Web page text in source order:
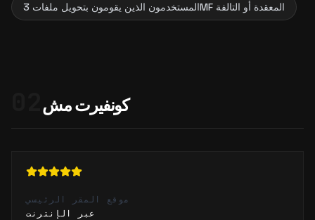
المستخدمون الذين يقومون بتحويل ملفات 3MF المعقدة أو التالفة
كونفيرت مش
موقع المقر الرئيسي
عبر الإنترنت